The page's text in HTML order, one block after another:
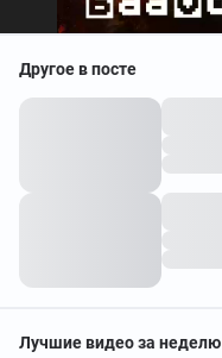
Другое в посте
Лучшие видео за неделю